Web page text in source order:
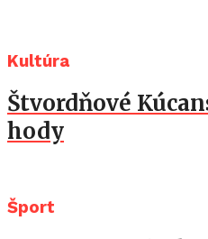
Kultúra
Štvordňové
hody
Šport